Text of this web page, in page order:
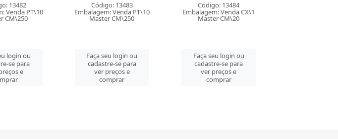
13483
Venda PT\10
CM\250
login ou
se para
e
Código: 13484
Embalagem: Venda CX\1
Master CM\20
Faça seu login ou
cadastre-se para
ver preços e
comprar
Código: 107623
Embalagem: Venda CX\1
Master CM\40
Faça seu login ou
cadastre-se para
ver preços e
comprar